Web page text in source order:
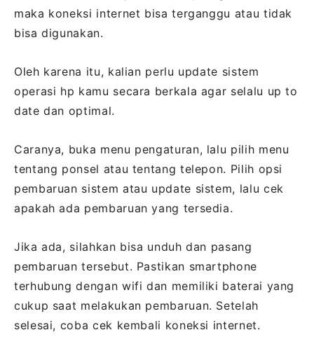
maka koneksi internet bisa terganggu atau tidak
bisa digunakan.
Oleh karena itu, kalian perlu update sistem
operasi hp kamu secara berkala agar selalu up to
date dan optimal.
Caranya, buka menu pengaturan, lalu pilih menu
tentang ponsel atau tentang telepon. Pilih opsi
pembaruan sistem atau update sistem, lalu cek
apakah ada pembaruan yang tersedia.
Jika ada, silahkan bisa unduh dan pasang
pembaruan tersebut. Pastikan smartphone
terhubung dengan wifi dan memiliki baterai yang
cukup saat melakukan pembaruan. Setelah
selesai, coba cek kembali koneksi internet.